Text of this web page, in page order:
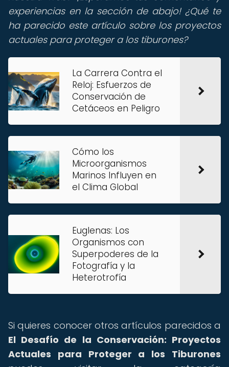
experiencias en la sección de abajo! ¿Qué te
ha parecido este artículo sobre los proyectos
actuales para proteger a los tiburones?
La Carrera Contra el
Reloj: Esfuerzos de
Conservación de
Cetáceos en Peligro
Cómo los
Microorganismos
Marinos Influyen en
el Clima Global
Euglenas: Los
Organismos con
Superpoderes de la
Fotografía y la
Heterotrofía
Si quieres conocer otros artículos parecidos a
El Desafío de la Conservación: Proyectos
Actuales para Proteger a los Tiburones